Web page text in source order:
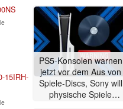
15IRH-
PS5-Konsolen warnen
jetzt vor dem Aus von
Spiele-Discs, Sony will
physische Spiele